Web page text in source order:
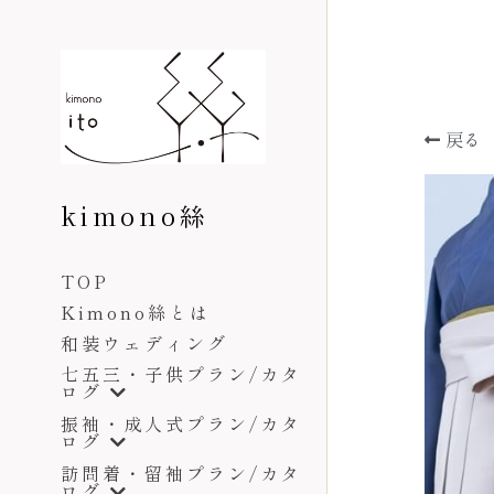
kimono絲
TOP
Kimono絲とは
和装ウェディング
七五三・子供プラン/カタ
ログ
振袖・成人式プラン/カタ
ログ
訪問着・留袖プラン/カタ
戻る